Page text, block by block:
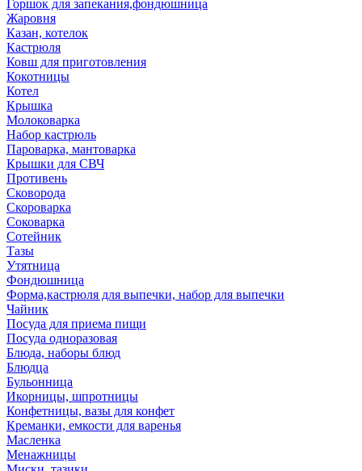
Горшок для запекания,фондюшница
Жаровня
Казан, котелок
Кастрюля
Ковш для приготовления
Кокотницы
Котел
Крышка
Молоковарка
Набор кастрюль
Пароварка, мантоварка
Крышки для СВЧ
Противень
Сковорода
Скороварка
Соковарка
Сотейник
Тазы
Утятница
Фондюшница
Форма,кастрюля для выпечки, набор для выпечки
Чайник
Посуда для приема пищи
Посуда одноразовая
Блюда, наборы блюд
Блюдца
Бульонница
Икорницы, шпротницы
Конфетницы, вазы для конфет
Креманки, емкости для варенья
Масленка
Менажницы